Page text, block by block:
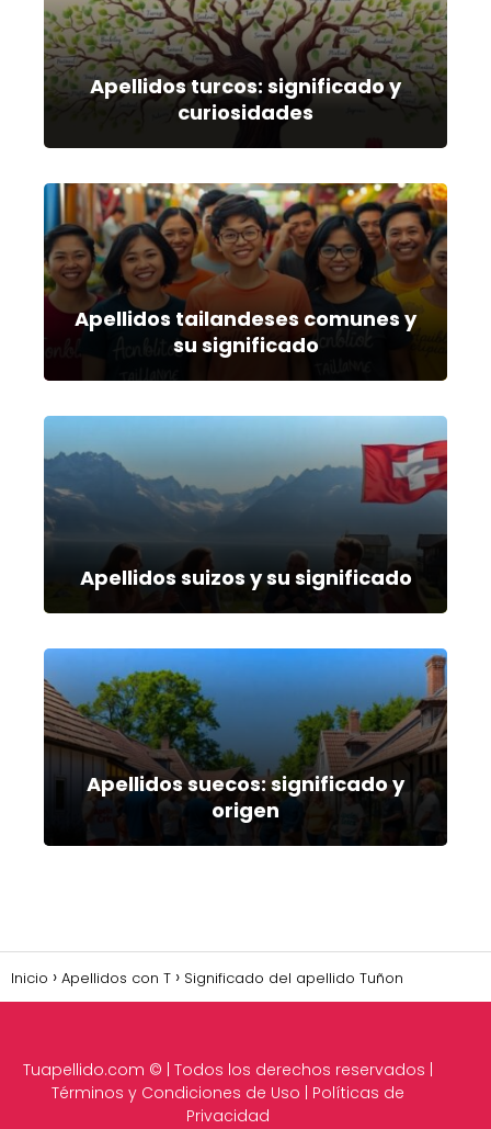
Apellidos turcos: significado y
curiosidades
Apellidos tailandeses comunes y
su significado
Apellidos suizos y su significado
Apellidos suecos: significado y
origen
Inicio Apellidos con T Significado del apellido Tuñon
Tuapellido.com © | Todos los derechos reservados |
Términos y Condiciones de Uso
Políticas de
Privacidad